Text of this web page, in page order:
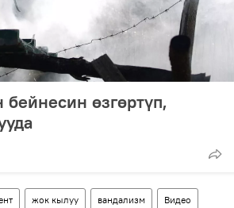
өзгөртүп,
жок кылуу вандализм Видео